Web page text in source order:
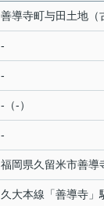
善導寺町与田土地（
-
-
-（-）
-
福岡県久留米市善導
久大本線 「善導寺